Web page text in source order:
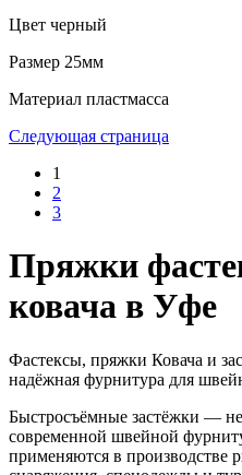
Цвет черный
Размер 25мм
Материал пластмасса
Следующая страница
1
2
3
Пряжки
ковача в Уфе
Фастексы, пряжки Ковача и
надёжная фурнитура для
Быстросъёмные застёжки —
современной швейной
применяются в производстве